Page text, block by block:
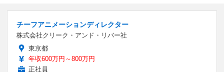
チーフアニメーションディレクター
株式会社クリーク・アンド・リバー社
東京都
年収600万円～800万円
正社員